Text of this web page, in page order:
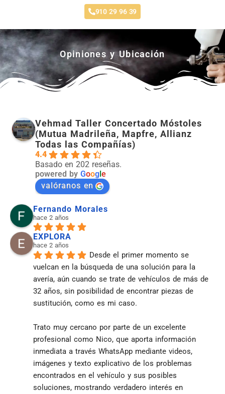
910 29 96 39
Opiniones y Ubicación
Vehmad Taller Concertado Móstoles
(Mutua Madrileña, Mapfre, Allianz
Todas las Compañías)
4.4
Basado en 202 reseñas.
powered by Google
valóranos en
Fernando Morales
hace 2 años
EXPLORA
hace 2 años
Desde el primer momento se
vuelcan en la búsqueda de una solución para la
avería, aún cuando se trate de vehículos de más de
32 años, sin posibilidad de encontrar piezas de
sustitución, como es mi caso.
Trato muy cercano por parte de un excelente
profesional como Nico, que aporta información
inmediata a través WhatsApp mediante videos,
imágenes y texto explicativo de los problemas
encontrados en el vehículo y sus posibles
soluciones, mostrando verdadero interés en